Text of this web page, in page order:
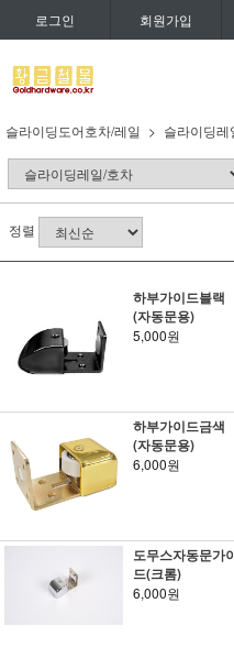
로그인 회원가입
슬라이딩도어호차/레일 슬라이딩레
정렬
하부가이드블랙
(자동문용)
5,000원
하부가이드금색
(자동문용)
6,000원
도무스자동문가
드(크롬)
6,000원